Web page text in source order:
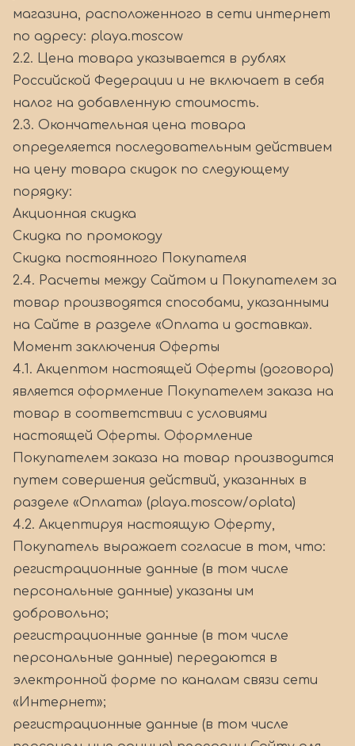
магазина, расположенного в сети интернет
по адресу: playa.moscow
2.2. Цена товара указывается в рублях
Российской Федерации и не включает в себя
налог на добавленную стоимость.
2.3. Окончательная цена товара
определяется последовательным действием
на цену товара скидок по следующему
порядку:
Акционная скидка
Скидка по промокоду
Скидка постоянного Покупателя
2.4. Расчеты между Сайтом и Покупателем за
товар производятся способами, указанными
на Сайте в разделе «Оплата и доставка».
Момент заключения Оферты
4.1. Акцептом настоящей Оферты (договора)
является оформление Покупателем заказа на
товар в соответствии с условиями
настоящей Оферты. Оформление
Покупателем заказа на товар производится
путем совершения действий, указанных в
разделе «Оплата» (playa.moscow/oplata)
4.2. Акцептируя настоящую Оферту,
Покупатель выражает согласие в том, что:
регистрационные данные (в том числе
персональные данные) указаны им
добровольно;
регистрационные данные (в том числе
персональные данные) передаются в
электронной форме по каналам связи сети
«Интернет»;
регистрационные данные (в том числе